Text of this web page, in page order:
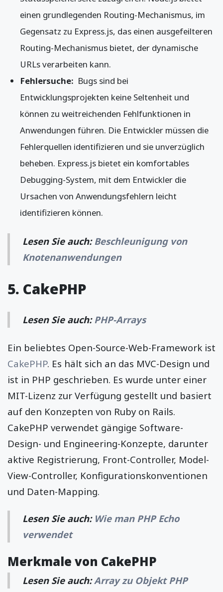
einen grundlegenden Routing-Mechanismus, im
Gegensatz zu Express.js, das einen ausgefeilteren
Routing-Mechanismus bietet, der dynamische
URLs verarbeiten kann.
Fehlersuche: Bugs sind bei
Entwicklungsprojekten keine Seltenheit und
können zu weitreichenden Fehlfunktionen in
Anwendungen führen. Die Entwickler müssen die
Fehlerquellen identifizieren und sie unverzüglich
beheben. Express.js bietet ein komfortables
Debugging-System, mit dem Entwickler die
Ursachen von Anwendungsfehlern leicht
identifizieren können.
Lesen Sie auch:Beschleunigung von
Knotenanwendungen
5. CakePHP
Lesen Sie auch:PHP-Arrays
Ein beliebtes Open-Source-Web-Framework ist
CakePHP. Es hält sich an das MVC-Design und
ist in PHP geschrieben. Es wurde unter einer
MIT-Lizenz zur Verfügung gestellt und basiert
auf den Konzepten von Ruby on Rails.
CakePHP verwendet gängige Software-
Design- und Engineering-Konzepte, darunter
aktive Registrierung, Front-Controller, Model-
View-Controller, Konfigurationskonventionen
und Daten-Mapping.
Lesen Sie auch: Wie man PHP Echo
verwendet
Merkmale von CakePHP
Lesen Sie auch:Array zu Objekt PHP